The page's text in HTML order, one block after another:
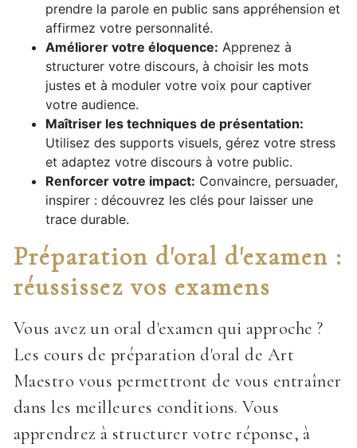
prendre la parole en public sans appréhension et
affirmez votre personnalité.
Améliorer votre éloquence: Apprenez à
structurer votre discours, à choisir les mots
justes et à moduler votre voix pour captiver
votre audience.
Maîtriser les techniques de présentation:
Utilisez des supports visuels, gérez votre stress
et adaptez votre discours à votre public.
Renforcer votre impact: Convaincre, persuader,
inspirer : découvrez les clés pour laisser une
trace durable.
Préparation d'oral d'examen :
réussissez vos examens
Vous avez un oral d'examen qui approche ?
Les cours de préparation d'oral de Art
Maestro vous permettront de vous entraîner
dans les meilleures conditions. Vous
apprendrez à structurer votre réponse, à